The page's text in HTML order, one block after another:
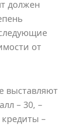
должен
от
выставляют
– 30, –
–